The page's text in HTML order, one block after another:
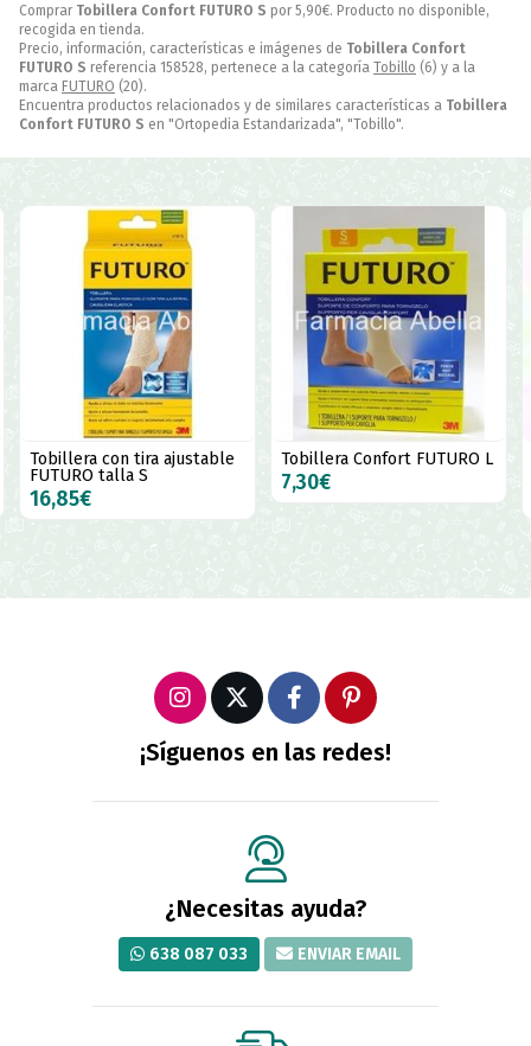
Comprar Tobillera Confort FUTURO S por 5,90€. Producto no disponible,
recogida en tienda.
Precio, información, características e imágenes de Tobillera Confort
FUTURO S referencia 158528, pertenece a la categoría Tobillo (6) y a la
marca FUTURO (20).
Encuentra productos relacionados y de similares características a Tobillera
Confort FUTURO S en "Ortopedia Estandarizada", "Tobillo".
Tobillera con tira ajustable
FUTURO talla S
16,85€
Tobillera Confort FUTURO L
7,30€
¡Síguenos en las redes!
¿Necesitas ayuda?
638 087 033 ENVIAR EMAIL